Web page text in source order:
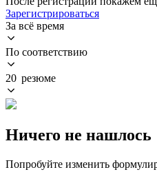
Зарегистрироваться
За всё время
По соответствию
20 резюме
Ничего не нашлось
Попробуйте изменить